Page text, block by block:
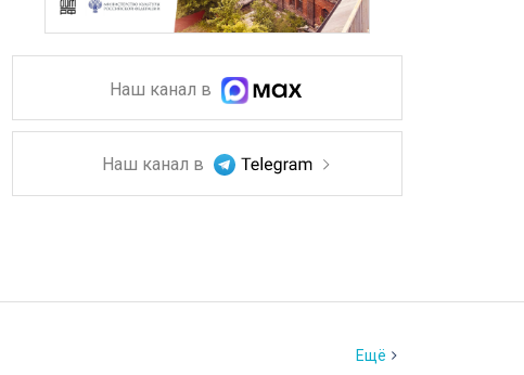
Наш канал в
Наш канал в
Ещё